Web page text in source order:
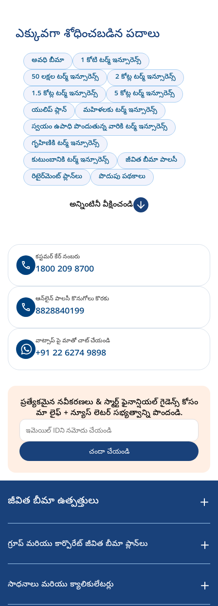
Click here Bank of Baroda
Change Request
Form
Click here
customer.first@indiafirstlife.com
Nomination Change
Form
ఎక్కువగా శోధించబడిన పదాలు
అవధి బీమా
1 కోటి టర్మ్ ఇన్సూరెన్స్
50 లక్షల టర్మ్ ఇన్సూరెన్స్
2 కోట్ల టర్మ్ ఇన్సూరెన్స్
1.5 కోట్ల టర్మ్ ఇన్సూరెన్స్
5 కోట్ల టర్మ్ ఇన్సూరెన్స్
యులిప్ ప్లాన్
మహిళలకు టర్మ్ ఇన్సూరెన్స్
స్వయం ఉపాధి పొందుతున్న వారికి టర్మ్ ఇన్సూరెన్స్
గృహిణికి టర్మ్ ఇన్సూరెన్స్
కుటుంబానికి టర్మ్ ఇన్సూరెన్స్
జీవిత బీమా పాలసీ
రిటైర్‌మెంట్ ప్లాన్‌లు
పొదుపు పథకాలు
అన్నింటినీ వీక్షించండి
1800 209 8700
కస్టమర్ కేర్ నంబరు
8828840199
ఆన్‌లైన్ పాలసీ కొనుగోలు కొరకు
+91 22 6274 9898
వాట్సాప్ పై మాతో చాట్ చేయండి
ప్రత్యేకమైన నవీకరణలు & స్మార్ట్ ఫైనాన్షియల్ గైడెన్స్ కోసం
మా లైఫ్ + న్యూస్ లెటర్ సభ్యత్వాన్ని పొందండి.
చందా చేయండి
జీవిత బీమా ఉత్పత్తులు
గ్రూప్ మరియు కార్పొరేట్ జీవిత బీమా ప్లాన్‌లు
సాధనాలు మరియు క్యాలికులేటర్లు